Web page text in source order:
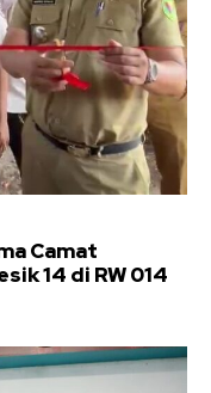
Camat
14 di RW 014